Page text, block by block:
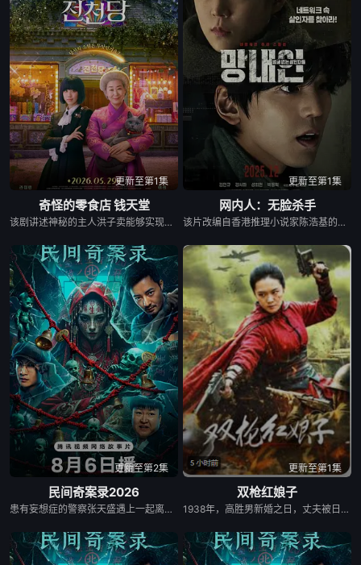
更新至第1集
奇怪的零食店 钱天堂
该剧讲述神秘的主人洪子卖能够实现人们愿望的神秘零食，以及人们来到那里展开一段魔法般的故事。
更新至第1集
网内人：无脸杀手
该片改编自香港推理小说家陈浩基的知名小说《网内人》，讲述了私家侦探与委托人联手追查网络杀手的故事。
更新至第2集
民间奇案录2026
患有妄想症的警察张天盛遇上一起离奇的神像杀人事件，勘案过程中，牵引出“婴胎报仇”，“娘娘索命”等一连串妖异事件，张天盛虽被种种诡怪幻象阻碍，却坚信这是藏在迷信后的人为诡计，勇于向封建传统宣战，敢于破除流传已久的迷信糟粕，最终，在战胜妄想症的同时，成功还原真相，伸张正义。
更新至第1集
双枪红娘子
1938年，高胜男新婚之日，丈夫被日军残害，父辈亦遭屠戮。她举枪聚义，屡袭敌寇威震四方，后得八路军指点决心投身革命。日军欲诱杀高胜男，她孤身赴战舍命换乡亲周全。千钧一发间，八路军突袭而至全歼敌寇，高胜男血染沙场，生死未卜……